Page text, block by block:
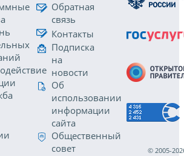
Обратная
связь
Контакты
Подписка
на
новости
Об
использовании
информации
сайта
Общественный
совет
© 2005-